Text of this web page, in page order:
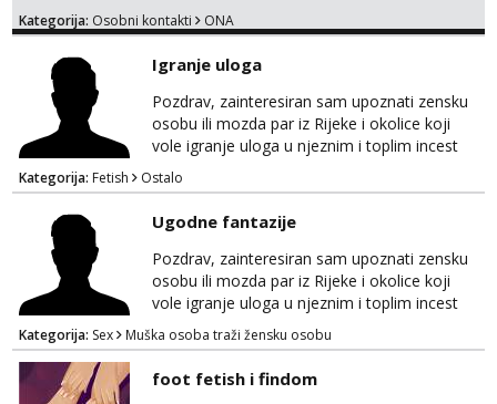
Kategorija: Osobni kontakti ONA
Igranje uloga
Pozdrav, zainteresiran sam upoznati zensku
osobu ili mozda par iz Rijeke i okolice koji
vole igranje uloga u njeznim i toplim incest
pricama, izgled nebitan, bitno je da znas sto
zelis i da se volis zabavljati. Javitese na mail,
viber, wapp ili zovite. Samo ozbiljni, hvala
Kategorija: Fetish Ostalo
Ugodne fantazije
Pozdrav, zainteresiran sam upoznati zensku
osobu ili mozda par iz Rijeke i okolice koji
vole igranje uloga u njeznim i toplim incest
pricama, izgled nebitan, bitno je da znas sto
zelis i da se volis zabavljati. Javitese na mail,
viber, wapp ili zovite. Samo ozbiljni, hvala
Kategorija: Sex Muška osoba traži žensku osobu
foot fetish i findom